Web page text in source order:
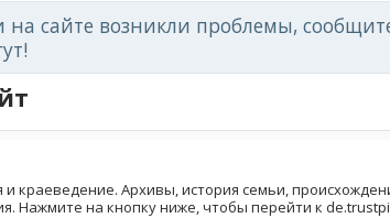
сайте возникли проблемы,
краеведение. Архивы, история семьи,
Нажмите на кнопку ниже, чтобы перейти к